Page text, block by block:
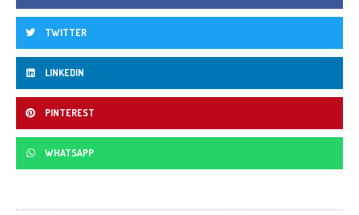
TWITTER
LINKEDIN
PINTEREST
WHATSAPP